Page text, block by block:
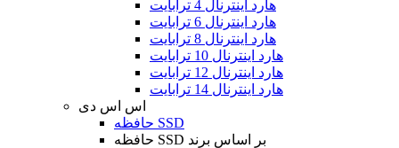
هارد اینترنال 4 ترابایت
هارد اینترنال 6 ترابایت
هارد اینترنال 8 ترابایت
هارد اینترنال 10 ترابایت
هارد اینترنال 12 ترابایت
هارد اینترنال 14 ترابایت
اس اس دی
حافظه SSD
حافظه SSD بر اساس برند